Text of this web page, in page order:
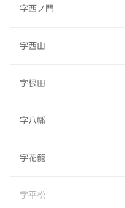
字西ノ門
字西山
字根田
字八幡
字花籠
字平松